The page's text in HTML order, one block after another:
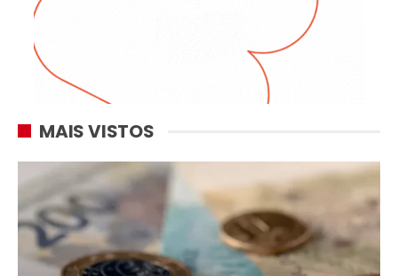
MAIS VISTOS